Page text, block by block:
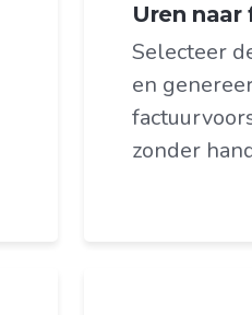
Uren
Selecteer
en
zonder